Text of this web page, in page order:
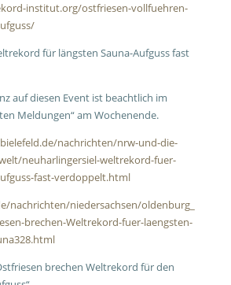
institut.org/ostfriesen-vollfuehren-
für längsten Sauna-Aufguss fast
auf diesen Event ist beachtlich im
Meldungen“ am Wochenende.
nachrichten/nrw-und-die-
neuharlingersiel-weltrekord-fuer-
fast-verdoppelt.html
nachrichten/niedersachsen/oldenburg_
brechen-Weltrekord-fuer-laengsten-
brechen Weltrekord für den